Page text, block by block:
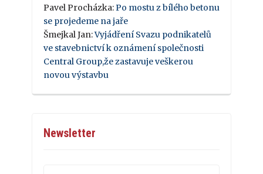
Pavel Procházka: Po mostu z bílého betonu
se projedeme na jaře
Šmejkal Jan:Vyjádření Svazu podnikatelů
ve stavebnictví k oznámení společnosti
Central Group,že zastavuje veškerou
novou výstavbu
Newsletter